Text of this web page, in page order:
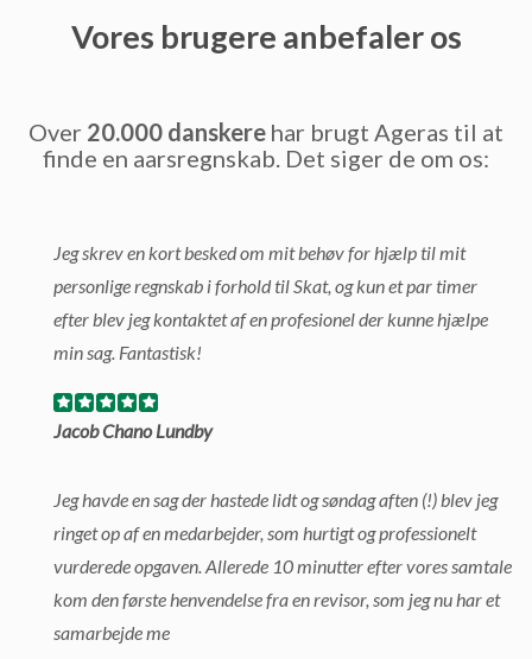
Vores brugere anbefaler os
Over 20.000 danskere har brugt Ageras til at
finde en aarsregnskab. Det siger de om os:
Jeg skrev en kort besked om mit behøv for hjælp til mit
personlige regnskab i forhold til Skat, og kun et par timer
efter blev jeg kontaktet af en profesionel der kunne hjælpe
min sag. Fantastisk!
Jacob Chano Lundby
Jeg havde en sag der hastede lidt og søndag aften (!) blev jeg
ringet op af en medarbejder, som hurtigt og professionelt
vurderede opgaven. Allerede 10 minutter efter vores samtale
kom den første henvendelse fra en revisor, som jeg nu har et
samarbejde me